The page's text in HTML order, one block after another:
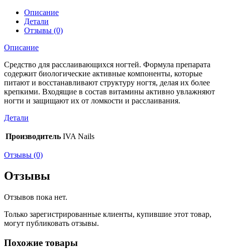
Описание
Детали
Отзывы (0)
Описание
Средство для расслаивающихся ногтей. Формула препарата
содержит биологические активные компоненты, которые
питают и восстанавливают структуру ногтя, делая их более
крепкими. Входящие в состав витамины активно увлажняют
ногти и защищают их от ломкости и расслаивания.
Детали
Производитель IVA Nails
Отзывы (0)
Отзывы
Отзывов пока нет.
Только зарегистрированные клиенты, купившие этот товар,
могут публиковать отзывы.
Похожие товары